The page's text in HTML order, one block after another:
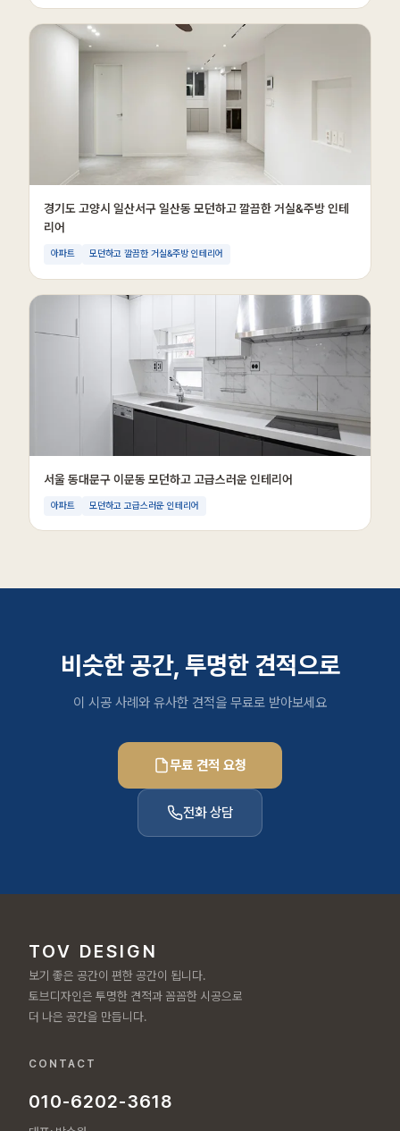
경기도 고양시 일산서구 일산동 모던하고 깔끔한 거실&주방 인테
리어
아파트 모던하고 깔끔한 거실&주방 인테리어
서울 동대문구 이문동 모던하고 고급스러운 인테리어
아파트 모던하고 고급스러운 인테리어
비슷한 공간, 투명한 견적으로
이 시공 사례와 유사한 견적을 무료로 받아보세요
무료 견적 요청
전화 상담
TOV DESIGN
보기 좋은 공간이 편한 공간이 됩니다.
토브디자인은 투명한 견적과 꼼꼼한 시공으로
더 나은 공간을 만듭니다.
CONTACT
010-6202-3618